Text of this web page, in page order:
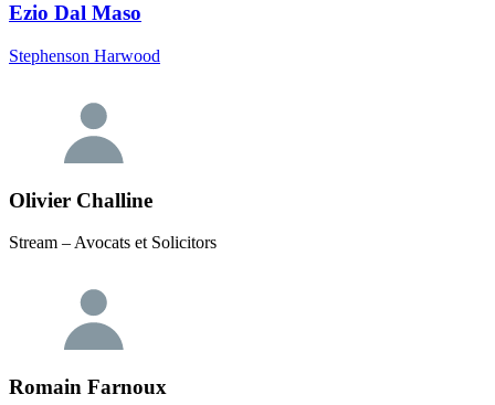
Ezio Dal Maso
Stephenson Harwood
Olivier Challine
Stream – Avocats et Solicitors
Romain Farnoux